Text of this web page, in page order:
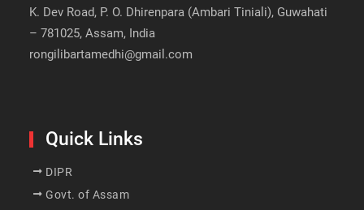
K. Dev Road, P. O. Dhirenpara (Ambari Tiniali), Guwahati
– 781025, Assam, India
rongilibartamedhi@gmail.com
Quick Links
DIPR
Govt. of Assam